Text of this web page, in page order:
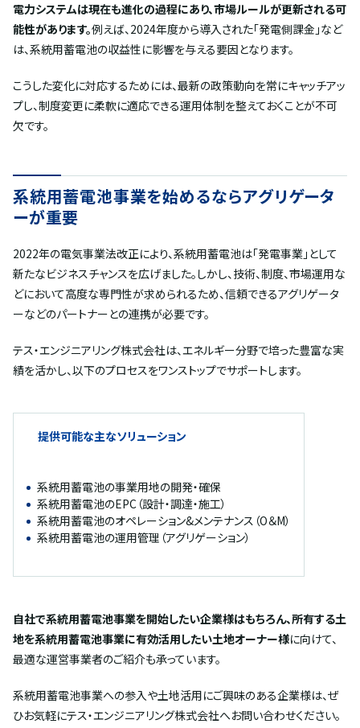
電力システムは現在も進化の過程にあり、市場ルールが更新される可
能性があります。例えば、2024年度から導入された「発電側課金」など
は、系統用蓄電池の収益性に影響を与える要因となります。
こうした変化に対応するためには、最新の政策動向を常にキャッチアッ
プし、制度変更に柔軟に適応できる運用体制を整えておくことが不可
欠です。
系統用蓄電池事業を始めるならアグリゲータ
ーが重要
2022年の電気事業法改正により、系統用蓄電池は「発電事業」として
新たなビジネスチャンスを広げました。しかし、技術、制度、市場運用な
どにおいて高度な専門性が求められるため、信頼できるアグリゲータ
ーなどのパートナーとの連携が必要です。
テス・エンジニアリング株式会社は、エネルギー分野で培った豊富な実
績を活かし、以下のプロセスをワンストップでサポートします。
提供可能な主なソリューション
系統用蓄電池の事業用地の開発・確保
系統用蓄電池のEPC（設計・調達・施工）
系統用蓄電池のオペレーション&メンテナンス（O＆M）
系統用蓄電池の運用管理（アグリゲーション）
自社で系統用蓄電池事業を開始したい企業様はもちろん、所有する土
地を系統用蓄電池事業に有効活用したい土地オーナー様に向けて、
最適な運営事業者のご紹介も承っています。
系統用蓄電池事業への参入や土地活用にご興味のある企業様は、ぜ
ひお気軽にテス・エンジニアリング株式会社へお問い合わせください。